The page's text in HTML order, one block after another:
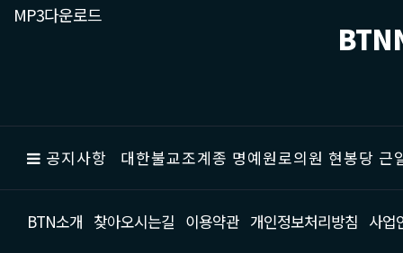
MP3다운로드
공지사항 대한불교조계종 명예원로의원 현봉당
BTN소개 찾아오시는길 이용약관 개인정보처리방침 사업